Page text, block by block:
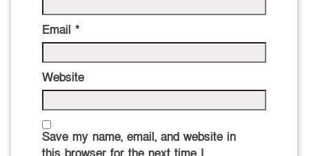
Email *
Website
Save my name, email, and website in